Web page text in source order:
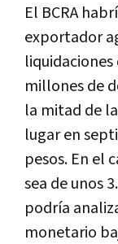
El BCRA
exportador
liquidaciones
millones de
la mitad de
lugar en
pesos. En el
sea de unos
podría
monetario